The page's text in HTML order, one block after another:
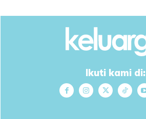
Ikuti kami di: